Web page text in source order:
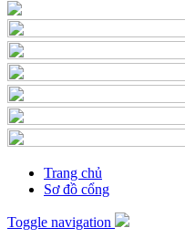
Trang chủ
Sơ đồ cổng
Toggle navigation